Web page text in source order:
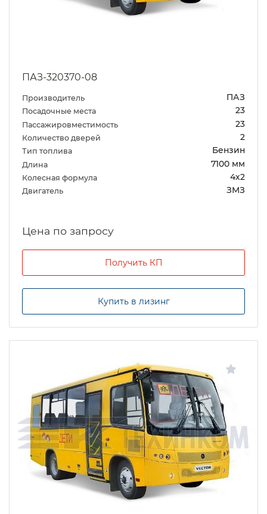
ПАЗ-320370-08
Производитель ПАЗ
Посадочные места 23
Пассажировместимость 23
Количество дверей 2
Тип топлива Бензин
Длина 7100 мм
Колесная формула 4х2
Двигатель ЗМЗ
Цена по запросу
Получить КП
Купить в лизинг